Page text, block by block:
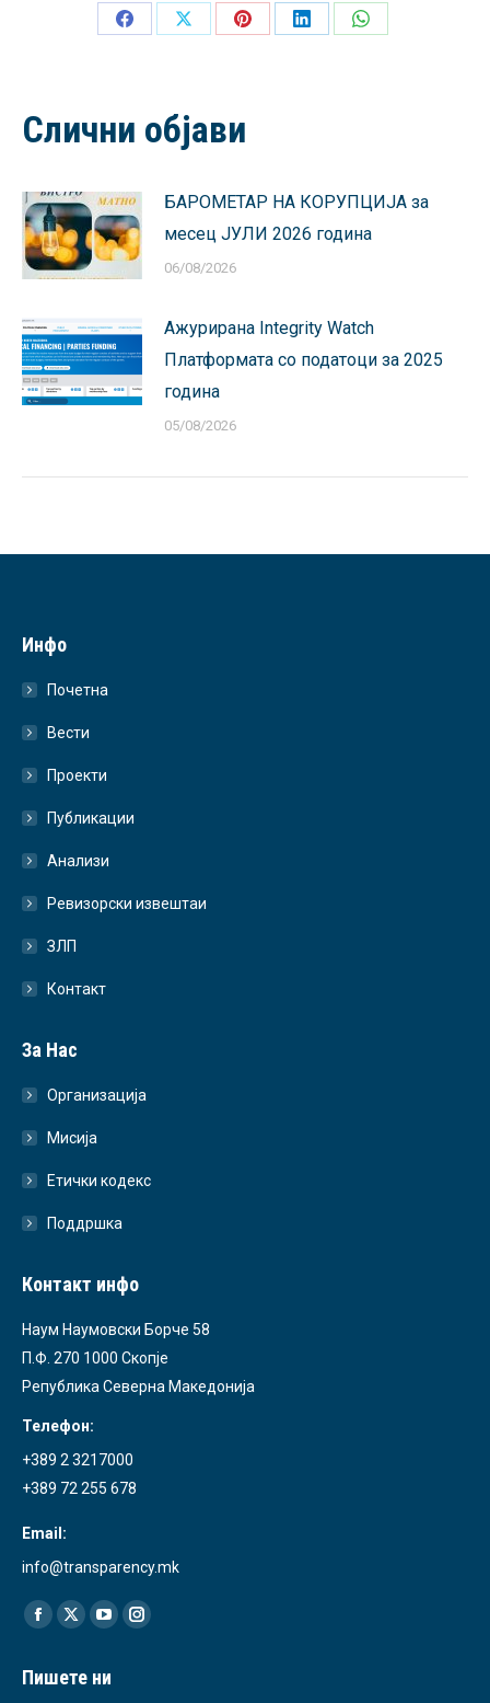
Share
Share
Share
Share
Share
Слични објави
БАРОМЕТАР НА КОРУПЦИЈА за
месец ЈУЛИ 2026 година
06/08/2026
Ажурирана Integrity Watch
Платформата со податоци за 2025
година
05/08/2026
Инфо
Почетна
Вести
Проекти
Публикации
Анализи
Ревизорски извештаи
ЗЛП
Контакт
За Нас
Организација
Мисија
Етички кодекс
Поддршка
Контакт инфо
Наум Наумовски Борче 58
П.Ф. 270 1000 Скопје
Република Северна Македонија
Телефон:
+389 2 3217000
+389 72 255 678
Email:
info@transparency.mk
Find us on:
Facebook
opens
X
opens
YouTube
opens
Instagram
Пишете ни